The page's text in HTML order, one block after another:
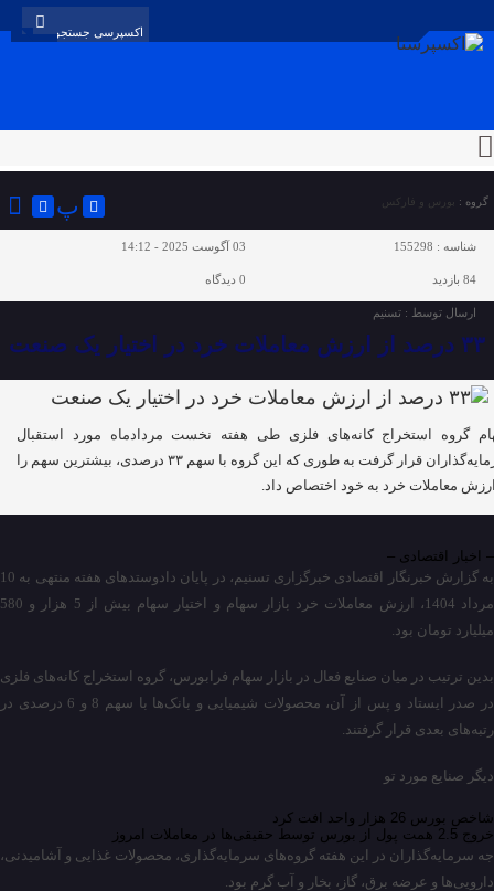
گروه : بورس و فارکس پ
شناسه : 155298 03 آگوست 2025 - 14:12
84 بازدید 0 دیدگاه
ارسال توسط : تسنیم
۳۳ درصد از ارزش معاملات خرد در اختیار یک صنعت
گروه استخراج کانه‌های فلزی طی هفته‌ نخست مردادماه مورد استقبال
سرمایه‌گذاران قرار گرفت به طوری که این گروه با سهم ۳۳ درصدی، بیشترین سهم را
معاملات خرد به خود اختصاص داد.
– اخبار اقتصادی –
به گزارش خبرنگار اقتصادی خبرگزاری تسنیم، در پایان دادوستدهای هفته منتهی به 10
مرداد 1404، ارزش معاملات خرد بازار سهام و اختیار سهام بیش از 5 هزار و 580
میلیارد تومان بود.
بدین ترتیب در میان صنایع فعال در بازار سهام فرابورس، گروه استخراج کانه‌های فلزی
در صدر ایستاد و پس از آن، محصولات شیمیایی و بانک‌ها با سهم 8 و 6 درصدی در
رتبه‌های بعدی قرار گرفتند.
دیگر صنایع مورد تو
شاخص بورس 26 هزار واحد افت کرد
خروج 2.5 همت پول از بورس توسط حقیقی‌ها در معاملات امروز
جه سرمایه‌گذاران در این هفته گروه‌های سرمایه‌گذاری، محصولات غذایی و آشامیدنی،
دارویی‌ها و عرضه برق، گاز، بخار و آب گرم بود.